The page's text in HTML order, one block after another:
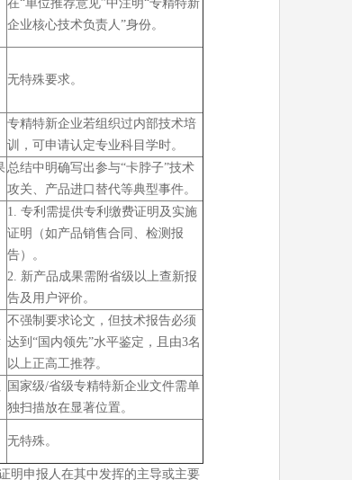
在“单位推荐意见”中注明“专精特新
企业核心技术负责人”身份。
无特殊要求。
专精特新企业若组织过内部技术培
训，可申请认定专业科目学时。
总结中明确写出参与“卡脖子”技术
攻关、产品进口替代等典型事件。
1. 专利需提供专利缴费证明及实施
证明（如产品销售合同、检测报
告）。
2. 新产品成果需附省级以上查新报
告及用户评价。
不强制要求论文，但技术报告必须
达到“国内领先”水平鉴定，且由3名
以上正高工推荐。
国家级/省级专精特新企业文件需单
独扫描放在显著位置。
无特殊。
明申报人在其中发挥的主导或主要